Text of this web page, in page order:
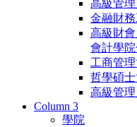
高級管
金融財
高級財
會計學院
工商管
哲學碩
高級管
Column 3
學院